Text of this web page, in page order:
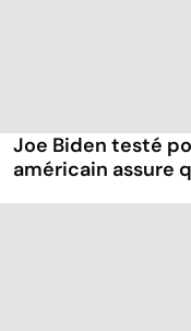
Joe Biden testé
américain assure